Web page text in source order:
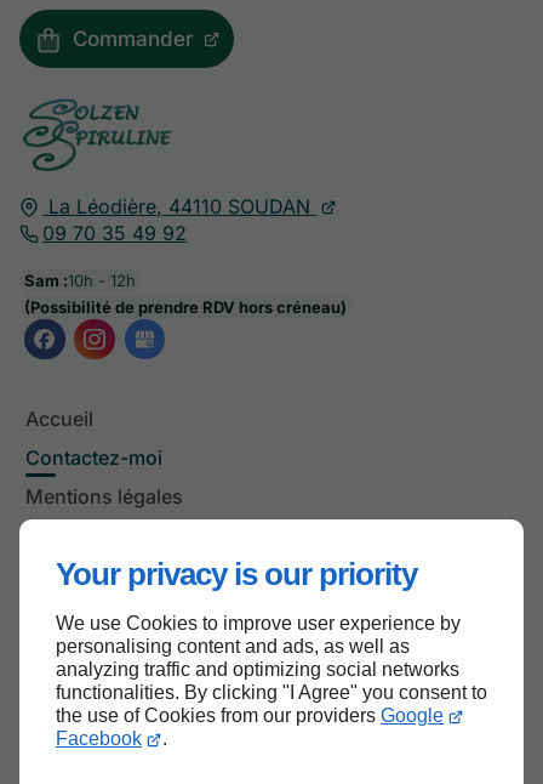
Your privacy is our priority
We use Cookies to improve user experience by
personalising content and ads, as well as
analyzing traffic and optimizing social networks
functionalities. By clicking "I Agree" you consent to
the use of Cookies from our providers Google
Facebook
.
La Léodière, 44110 SOUDAN
09 70 35 49 92
Sam :10h - 12h
(Possibilité de prendre RDV hors créneau)
Accueil
Contactez-moi
Mentions légales
Commander
Haut de page